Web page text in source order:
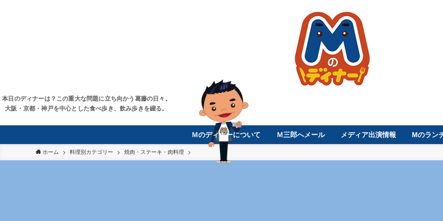
本日のディナーは？この重大な問題に立ち向かう葛藤の日々。
大阪・京都・神戸を中心とした食べ歩き、飲み歩きを綴る。
Ｍのディナーについて Ｍ三郎へメール メディア出演情報 Mのラン
ホーム 料理別カテゴリー 焼肉・ステーキ・肉料理